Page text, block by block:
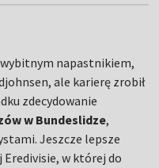
napastnikiem,
ale karierę zrobił
zdecydowanie
w Bundeslidze,
Jeszcze lepsze
w której do